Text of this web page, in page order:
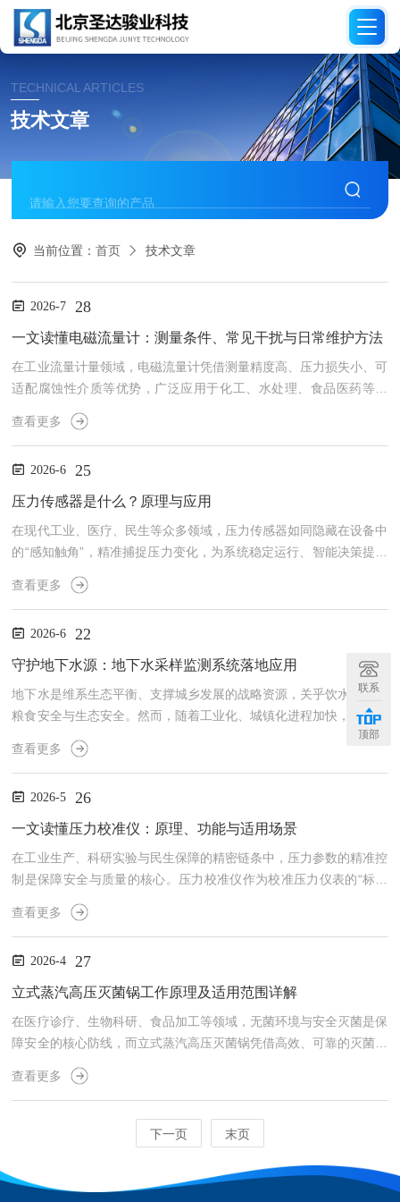
TECHNICAL ARTICLES
技术文章
当前位置：首页 技术文章
2026-7 28
一文读懂电磁流量计：测量条件、常见干扰与日常维护方法
在工业流量计量领域，电磁流量计凭借测量精度高、压力损失小、可
适配腐蚀性介质等优势，广泛应用于化工、水处理、食品医药等场
景。它以法拉第电磁感应定律为核心原理，看似稳定可靠，实则对测
量条件、抗干扰能力与维护精度有着严苛要求。想要让设备持续精准
方法。一、精准测量的前提：明确核心测量条件电磁流量计的稳定工
作，离不开对介质特性、安装环境与供电条件的精准把控，任何一项
槛。...
查看更多
2026-6 25
压力传感器是什么？原理与应用
在现代工业、医疗、民生等众多领域，压力传感器如同隐藏在设备中
的“感知触角”，精准捕捉压力变化，为系统稳定运行、智能决策提供
核心数据支撑。它虽体积微小，却凭借感知能力，成为连接物理压力
与数字信号的关键纽带，推动着各行业向自动化、智能化迈进。一、
理压力信号转化为可测量电信号的精密装置，核心功能是实现压力的
精准感知与量化输出。无论是气体、液体的压力，还是固体表面承受
的压强，它都能敏锐捕捉，并将无形的压力转化为电压、电流、...
查看更多
2026-6 22
守护地下水源：地下水采样监测系统落地应用
地下水是维系生态平衡、支撑城乡发展的战略资源，关乎饮水安全、
粮食安全与生态安全。然而，随着工业化、城镇化进程加快，地下水
污染隐患日益凸显，传统人工采样监测模式效率低、数据滞后、覆盖
有限，难以满足精细化管控需求。地下水采样监测系统凭借智能化、
的“智慧哨兵”，为水资源保护筑牢科技防线。一、破解传统痛点，构
建智能监测新范式过去，地下水监测长期依赖人工作业，采样人员需
分...
查看更多
2026-5 26
一文读懂压力校准仪：原理、功能与适用场景
在工业生产、科研实验与民生保障的精密链条中，压力参数的精准控
制是保障安全与质量的核心。压力校准仪作为校准压力仪表的“标准
尺”，凭借对压力值的精准溯源与校准能力，成为打通压力测量准确
性的关键环节。无论是化工装置的压力变送器，还是医疗设备的血压
业与科研领域的基础设备。一、核心原理：以精准溯源筑牢测量根基
压力校准仪的核心逻辑，是建立可溯源至国家计量基准的标准压力，
原...
查看更多
2026-4 27
立式蒸汽高压灭菌锅工作原理及适用范围详解
在医疗诊疗、生物科研、食品加工等领域，无菌环境与安全灭菌是保
障安全的核心防线，而立式蒸汽高压灭菌锅凭借高效、可靠的灭菌能
力，成为各行业筑牢安全屏障的关键设备。它以高温饱和蒸汽为灭菌
核心，通过精准控制压力与温度，实现对各类物品的灭菌，其工作原
作原理：以高温饱和蒸汽构建灭菌闭环立式蒸汽高压灭菌锅的核心逻
辑，是利用密闭环境下产生的高温饱和蒸汽，通过潜热穿透物品，破
坏微生物的蛋白质结构与核酸活性，实现灭菌，整个过程围绕密闭
查看更多
下一页 末页
联系
顶部